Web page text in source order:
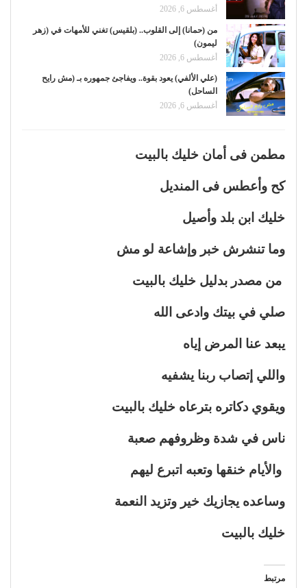
أغسطس 6, 2026
من (حمانا) إلى القلوب.. (بلقيس) تغني للأمهات في (زهر
ليمون)
أغسطس 6, 2026
(علي الألفي) يعود بقوة.. ويفاجئ جمهوره بـ (مش رايح
الساحل)
أغسطس 6, 2026
مطمن فى أمان خليك بالبيت
كح وأعطس فى المنديل
خليك ابن بلد وأصيل
وما تنشرش خبر وإشاعة لو مش
من مصدر بدليل خليك بالبيت
صلي في بيتك وادعى الله
يبعد عنا المرض إياه
واللي إتصاب ربنا يشفيه
ويقوي دكاتره بترعاه خليك بالبيت
ناس في شدة وظروفهم صعبة
والأيام خنقها وتعبه اتبرع ليهم
وساعده يجازيك خير وتزيد النعمة
خليك بالبيت
مرتبط